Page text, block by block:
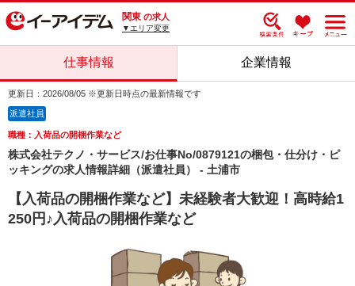
関東 の求人
▼エリア変更
仕事情報 企業情報
更新日：2026/08/05 ※更新日時点の最新情報です
派遣社員
職種：入荷品の開梱作業など
株式会社テクノ・サービス/お仕事No/0879121の梱包・仕分け・ピ
ッキングの求人情報詳細（派遣社員） - 土浦市
【入荷品の開梱作業など】未経験者大歓迎！高時給1
250円♪入荷品の開梱作業など